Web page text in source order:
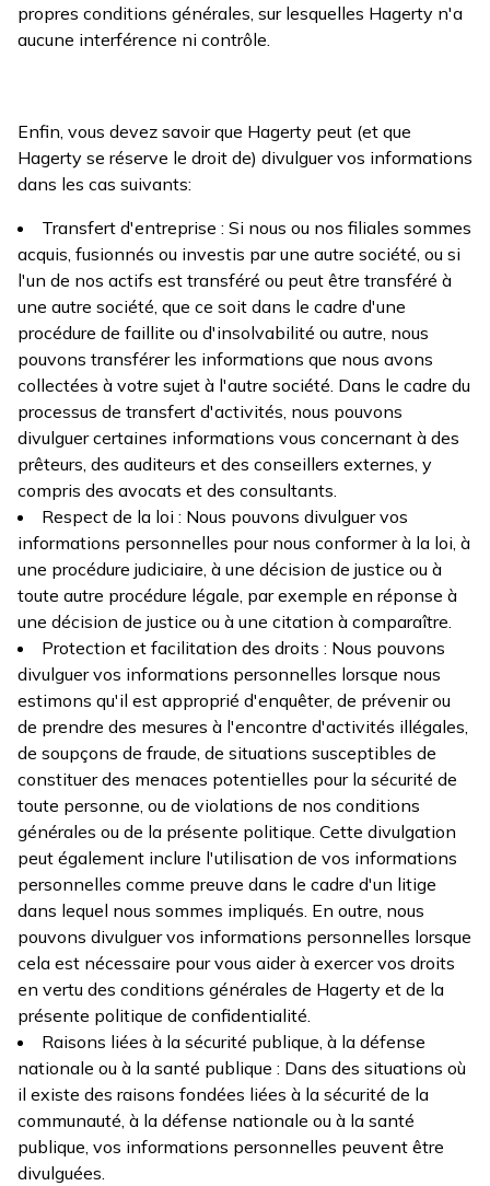
propres conditions générales, sur lesquelles Hagerty n'a
aucune interférence ni contrôle.
Enfin, vous devez savoir que Hagerty peut (et que
Hagerty se réserve le droit de) divulguer vos informations
dans les cas suivants:
Transfert d'entreprise : Si nous ou nos filiales sommes
acquis, fusionnés ou investis par une autre société, ou si
l'un de nos actifs est transféré ou peut être transféré à
une autre société, que ce soit dans le cadre d'une
procédure de faillite ou d'insolvabilité ou autre, nous
pouvons transférer les informations que nous avons
collectées à votre sujet à l'autre société. Dans le cadre du
processus de transfert d'activités, nous pouvons
divulguer certaines informations vous concernant à des
prêteurs, des auditeurs et des conseillers externes, y
compris des avocats et des consultants.
Respect de la loi : Nous pouvons divulguer vos
informations personnelles pour nous conformer à la loi, à
une procédure judiciaire, à une décision de justice ou à
toute autre procédure légale, par exemple en réponse à
une décision de justice ou à une citation à comparaître.
Protection et facilitation des droits : Nous pouvons
divulguer vos informations personnelles lorsque nous
estimons qu'il est approprié d'enquêter, de prévenir ou
de prendre des mesures à l'encontre d'activités illégales,
de soupçons de fraude, de situations susceptibles de
constituer des menaces potentielles pour la sécurité de
toute personne, ou de violations de nos conditions
générales ou de la présente politique. Cette divulgation
peut également inclure l'utilisation de vos informations
personnelles comme preuve dans le cadre d'un litige
dans lequel nous sommes impliqués. En outre, nous
pouvons divulguer vos informations personnelles lorsque
cela est nécessaire pour vous aider à exercer vos droits
en vertu des conditions générales de Hagerty et de la
présente politique de confidentialité.
Raisons liées à la sécurité publique, à la défense
nationale ou à la santé publique : Dans des situations où
il existe des raisons fondées liées à la sécurité de la
communauté, à la défense nationale ou à la santé
publique, vos informations personnelles peuvent être
divulguées.